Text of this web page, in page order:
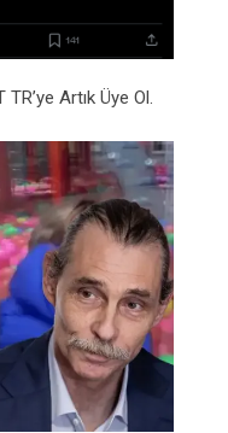
Artık Üye Ol.